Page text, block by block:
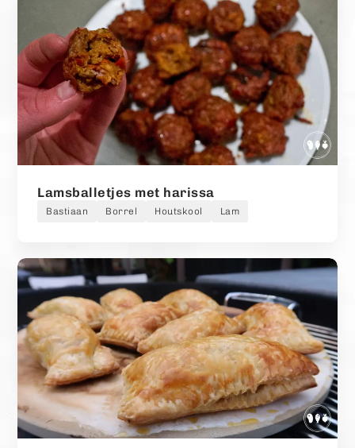
Lamsballetjes met harissa
Bastiaan Borrel Houtskool Lam